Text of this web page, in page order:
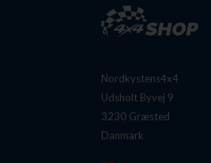
Nordkystens4x4
Udsholt Byvej 9
3230 Græsted
Danmark